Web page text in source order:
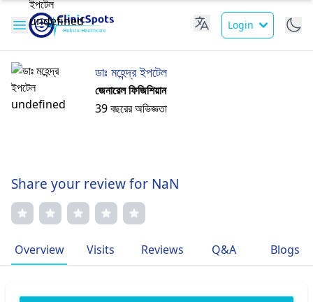
Login
ডাঃ মহেন্দ্র ইপটেল
জেনারেল ফিজিশিয়ান
39 বছরের অভিজ্ঞতা
Share your review for NaN
Overview Visits Reviews Q&A Blogs